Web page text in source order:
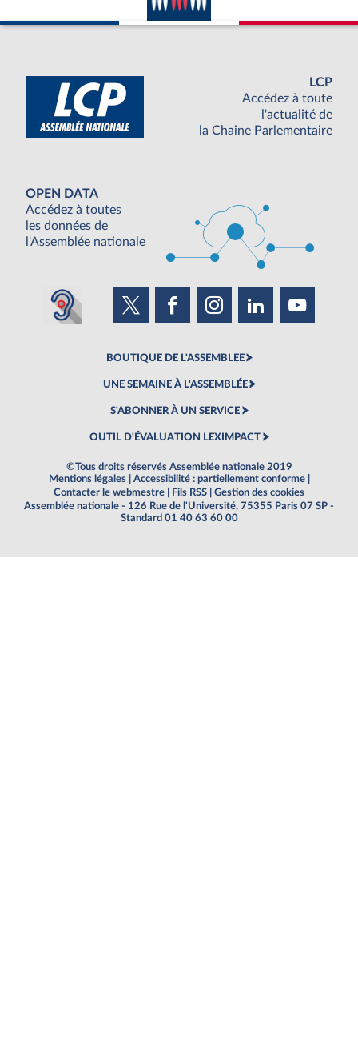
LCP
Accédez à toute
l'actualité de
la Chaine Parlementaire
OPEN DATA
Accédez à toutes
les données de
l'Assemblée nationale
BOUTIQUE DE L'ASSEMBLEE
UNE SEMAINE À L'ASSEMBLÉE
S'ABONNER À UN SERVICE
OUTIL D'ÉVALUATION LEXIMPACT
©Tous droits réservés Assemblée nationale 2019
Mentions légales
Accessibilité : partiellement conforme
Contacter le webmestre
Fils RSS
Gestion des cookies
Assemblée nationale - 126 Rue de l'Université, 75355 Paris 07 SP -
Standard 01 40 63 60 00